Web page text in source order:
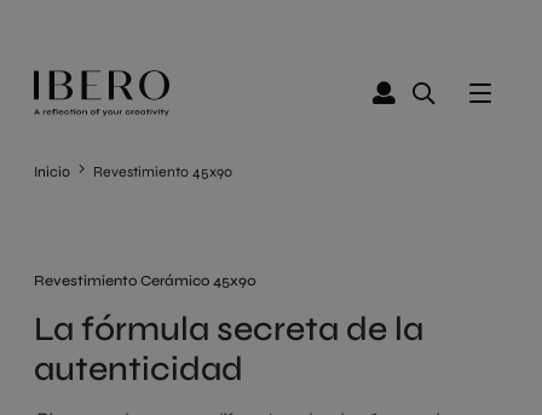
Inicio Revestimiento 45x90
Revestimiento Cerámico 45x90
La fórmula secreta de la
autenticidad